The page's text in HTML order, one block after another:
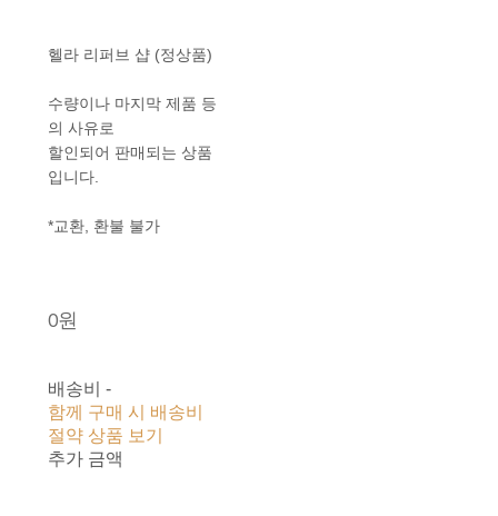
헬라 리퍼브 샵 (정상품)
수량이나 마지막 제품 등
의 사유로
할인되어 판매되는 상품
입니다.
*교환, 환불 불가
0원
배송비 -
함께 구매 시 배송비
절약 상품 보기
추가 금액